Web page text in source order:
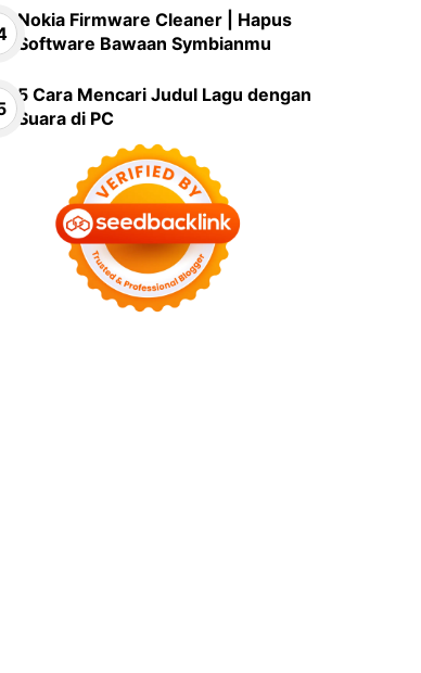
Nokia Firmware Cleaner | Hapus
Software Bawaan Symbianmu
5 Cara Mencari Judul Lagu dengan
Suara di PC